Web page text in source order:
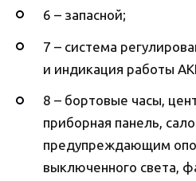
6 – запасной;
7 – система
и индикация работы
8 – бортовые часы,
приборная панель,
предупреждающим
выключенного света,